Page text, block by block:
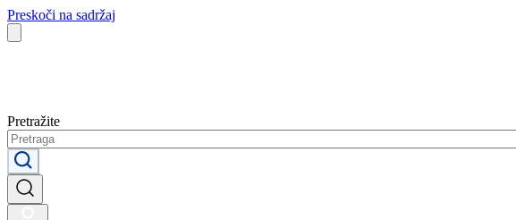
Preskoči na sadržaj
Pretražite